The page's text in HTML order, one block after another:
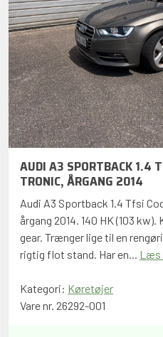
AUDI A3 SPORTBACK 1.4
TRONIC, ÅRGANG 2014
Audi A3 Sportback 1.4 Tfsi
årgang 2014. 140 HK (103
gear. Trænger lige til en
rigtig flot stand. Har en... Læs
Kategori: Køretøjer
Vare nr. 26292-001